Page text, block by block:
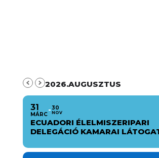
2026.AUGUSZTUS
31
MÁRC
30
NOV
ECUADORI ÉLELMISZERIPARI
DELEGÁCIÓ KAMARAI